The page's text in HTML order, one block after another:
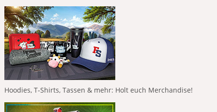
Hoodies, T-Shirts, Tassen & mehr: Holt euch Merchandise!